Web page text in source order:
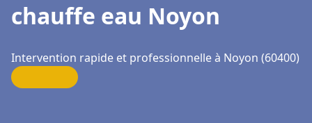
chauffe eau Noyon
Intervention rapide et professionnelle à Noyon (60400)